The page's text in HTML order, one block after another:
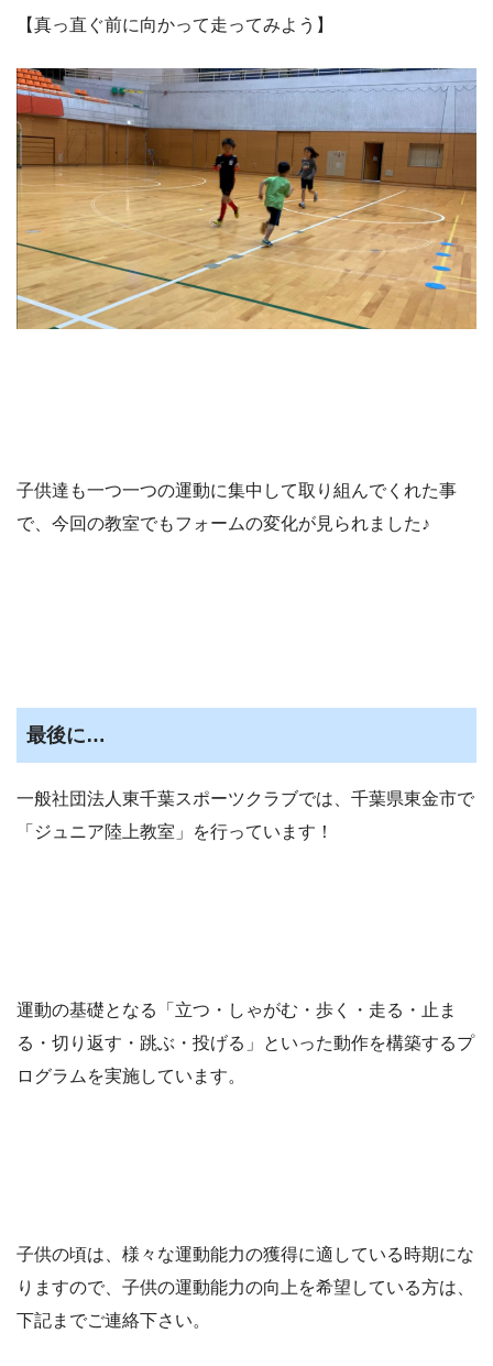
【真っ直ぐ前に向かって走ってみよう】
子供達も一つ一つの運動に集中して取り組んでくれた事
で、今回の教室でもフォームの変化が見られました♪
最後に…
一般社団法人東千葉スポーツクラブでは、千葉県東金市で
「ジュニア陸上教室」を行っています！
運動の基礎となる「立つ・しゃがむ・歩く・走る・止ま
る・切り返す・跳ぶ・投げる」といった動作を構築するプ
ログラムを実施しています。
子供の頃は、様々な運動能力の獲得に適している時期にな
りますので、子供の運動能力の向上を希望している方は、
下記までご連絡下さい。